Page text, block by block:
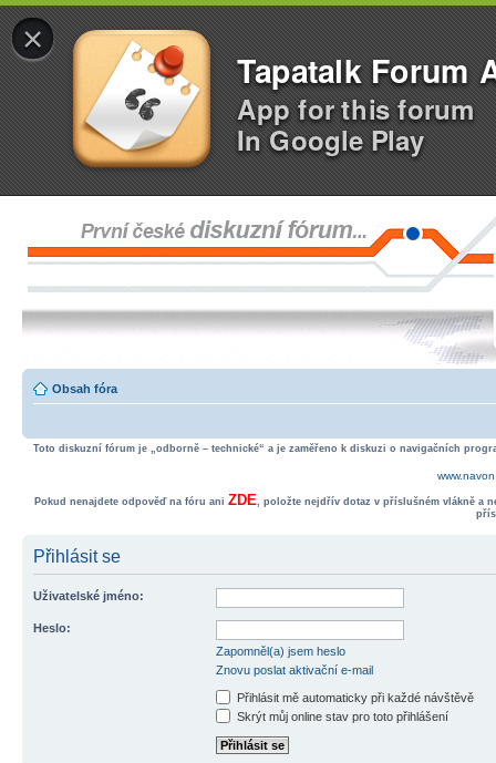
×
Tapatalk Forum
App for this forum
In Google Play
Obsah fóra
Toto diskuzní fórum je „odborně – technické“ a je zaměřeno k diskuzi o navigačních
Pokud nenajdete odpověď na fóru ani ZDE, položte nejdřív dotaz v příslušném vlákně a
Přihlásit se
Uživatelské jméno:
Heslo:
Zapomněl(a) jsem heslo
Znovu poslat aktivační e-mail
Přihlásit mě automaticky při každé návštěvě
Skrýt můj online stav pro toto přihlášení